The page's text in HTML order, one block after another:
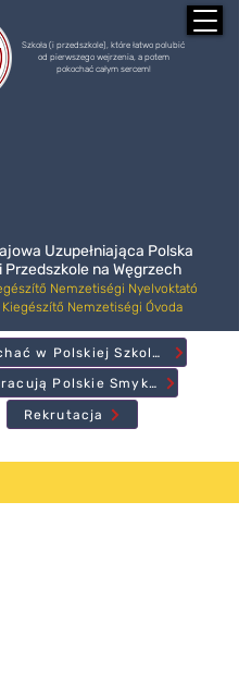
Szkoła (i przedszkole), które łatwo polubić
od pierwszego wejrzenia, a potem
pokochać całym sercem!
Uzupełniająca Polska
Przedszkole na Węgrzech
Nemzetiségi Nyelvoktató
Kiegészítő Nemzetiségi Óvoda
Rekrutacja
Jak pracują Polskie Smyki?
Co słychać w Polskiej Szkole?